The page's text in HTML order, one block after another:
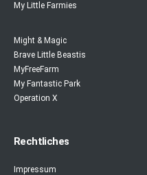
My Little Farmies
Might & Magic
Brave Little Beastis
MyFreeFarm
My Fantastic Park
Operation X
Rechtliches
Impressum